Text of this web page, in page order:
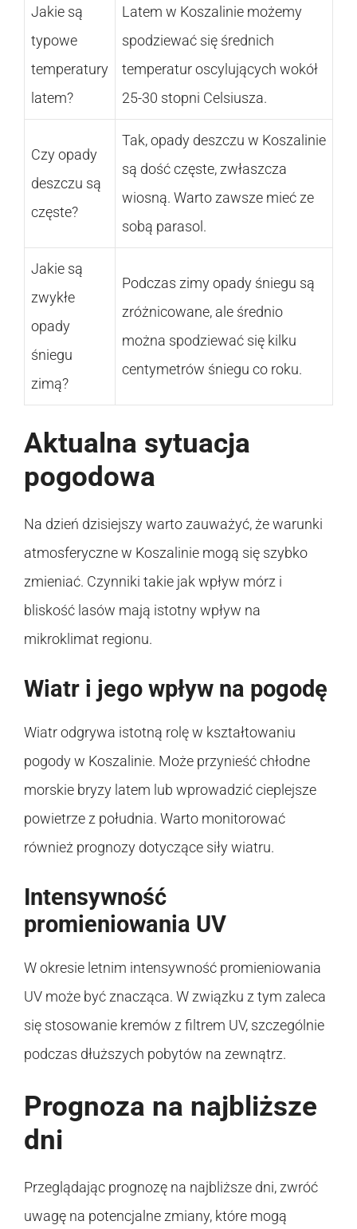
Jakie są
typowe
temperatury
latem?
Latem w Koszalinie możemy
spodziewać się średnich
temperatur oscylujących wokół
25-30 stopni Celsiusza.
Czy opady
deszczu są
częste?
Tak, opady deszczu w Koszalinie
są dość częste, zwłaszcza
wiosną. Warto zawsze mieć ze
sobą parasol.
Jakie są
zwykłe
opady
śniegu
zimą?
Podczas zimy opady śniegu są
zróżnicowane, ale średnio
można spodziewać się kilku
centymetrów śniegu co roku.
Aktualna sytuacja
pogodowa
Na dzień dzisiejszy warto zauważyć, że warunki
atmosferyczne w Koszalinie mogą się szybko
zmieniać. Czynniki takie jak wpływ mórz i
bliskość lasów mają istotny wpływ na
mikroklimat regionu.
Wiatr i jego wpływ na pogodę
Wiatr odgrywa istotną rolę w kształtowaniu
pogody w Koszalinie. Może przynieść chłodne
morskie bryzy latem lub wprowadzić cieplejsze
powietrze z południa. Warto monitorować
również prognozy dotyczące siły wiatru.
Intensywność
promieniowania UV
W okresie letnim intensywność promieniowania
UV może być znacząca. W związku z tym zaleca
się stosowanie kremów z filtrem UV, szczególnie
podczas dłuższych pobytów na zewnątrz.
Prognoza na najbliższe
dni
Przeglądając prognozę na najbliższe dni, zwróć
uwagę na potencjalne zmiany, które mogą